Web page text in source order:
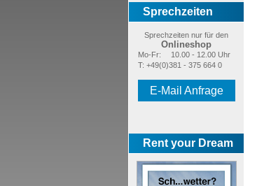
Sprechzeiten
Sprechzeiten nur für den
Onlineshop
Mo-Fr:
10.00 - 12.00 Uhr
T: +49(0)381 - 375 664 0
E-Mail Anfrage
Rent your Dream